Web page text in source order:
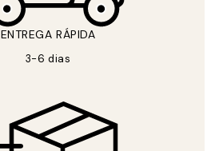
ENTREGA RÁPIDA
3-6 dias